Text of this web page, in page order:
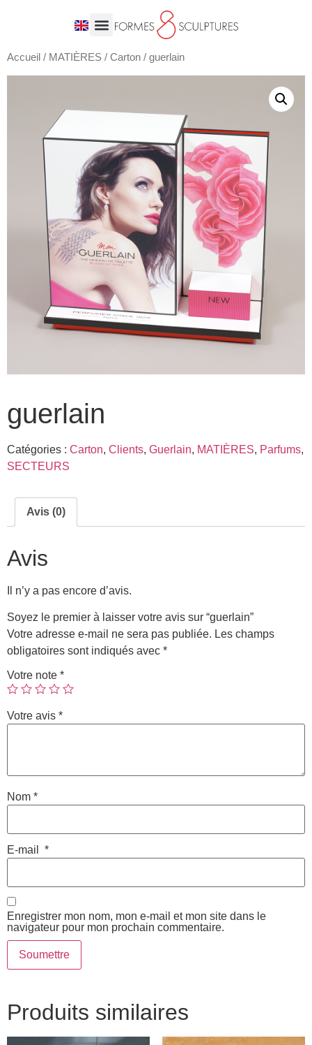
Accueil / MATIÈRES / Carton / guerlain
guerlain
Catégories : Carton, Clients, Guerlain, MATIÈRES, Parfums,
SECTEURS
Avis (0)
Avis
Il n’y a pas encore d’avis.
Soyez le premier à laisser votre avis sur “guerlain”
Votre adresse e-mail ne sera pas publiée. Les champs
obligatoires sont indiqués avec *
Votre note *
Votre avis *
Nom *
E-mail *
Enregistrer mon nom, mon e-mail et mon site dans le
navigateur pour mon prochain commentaire.
Produits similaires